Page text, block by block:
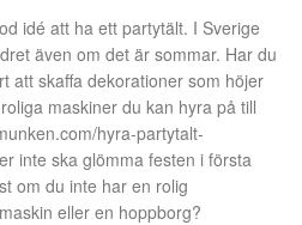
idé att ha ett partytält. I Sverige
även om det är sommar. Har du
att skaffa dekorationer som höjer
maskiner du kan hyra på till
hyra-partytalt-
inte ska glömma festen i första
om du inte har en rolig
eller en hoppborg?